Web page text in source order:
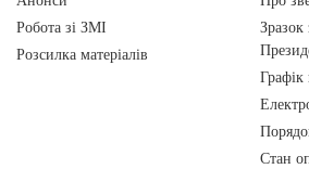
Робота зі ЗМІ
Розсилка матеріалів
Стан